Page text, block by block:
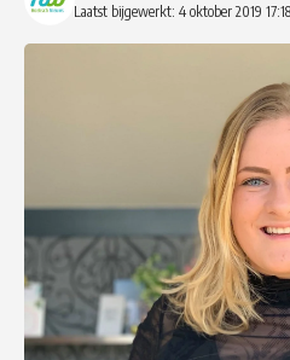
Laatst bijgewerkt: 4 oktober 2019 17:18